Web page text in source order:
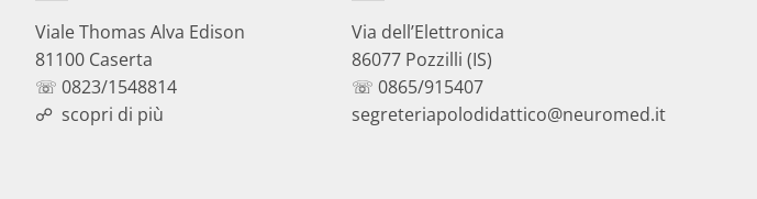
Viale Thomas Alva Edison
81100 Caserta
☏ 0823/1548814
☍ scopri di più
Via dell’Elettronica
86077 Pozzilli (IS)
☏ 0865/915407
segreteriapolodidattico@neuromed.it